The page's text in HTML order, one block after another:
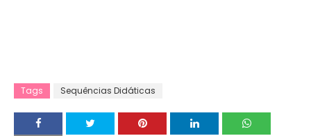
Tags Sequências Didáticas